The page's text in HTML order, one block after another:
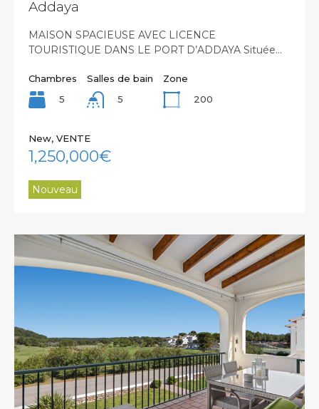
Addaya
MAISON SPACIEUSE AVEC LICENCE
TOURISTIQUE DANS LE PORT D’ADDAYA Située…
Chambres
5
Salles de bain
5
Zone
200
New, VENTE
1,250,000€
Nouveau